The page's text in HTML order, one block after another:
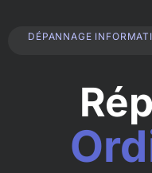
DÉPANNAGE